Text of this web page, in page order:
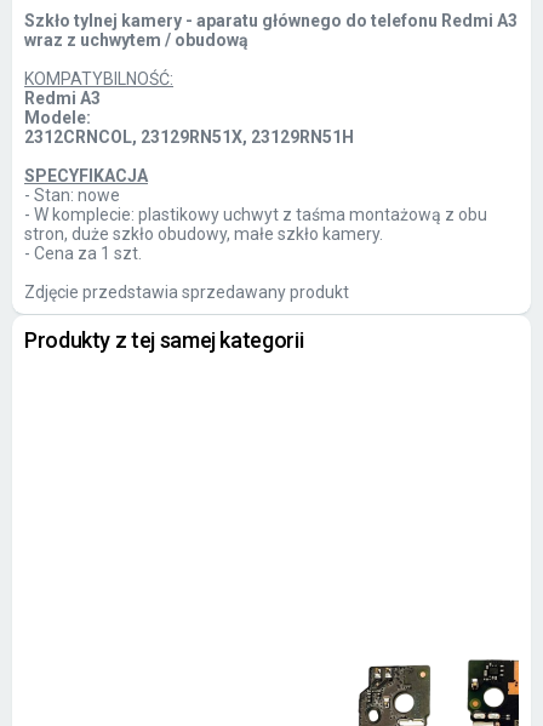
Szkło tylnej kamery - aparatu głównego do telefonu Redmi A3
wraz z uchwytem / obudową
KOMPATYBILNOŚĆ:
Redmi A3
Modele:
2312CRNCOL, 23129RN51X, 23129RN51H
SPECYFIKACJA
- Stan: nowe
- W komplecie: plastikowy uchwyt z taśma montażową z obu
stron, duże szkło obudowy, małe szkło kamery.
- Cena za 1 szt.
Zdjęcie przedstawia sprzedawany produkt
Produkty z tej samej kategorii